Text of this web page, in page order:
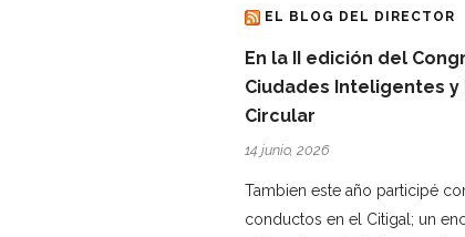
EL BLOG DEL DIRECTOR
En la II edición del
Ciudades Inteligentes y
Circular
14 junio, 2026
Tambien este año participé
conductos en el Citigal; un